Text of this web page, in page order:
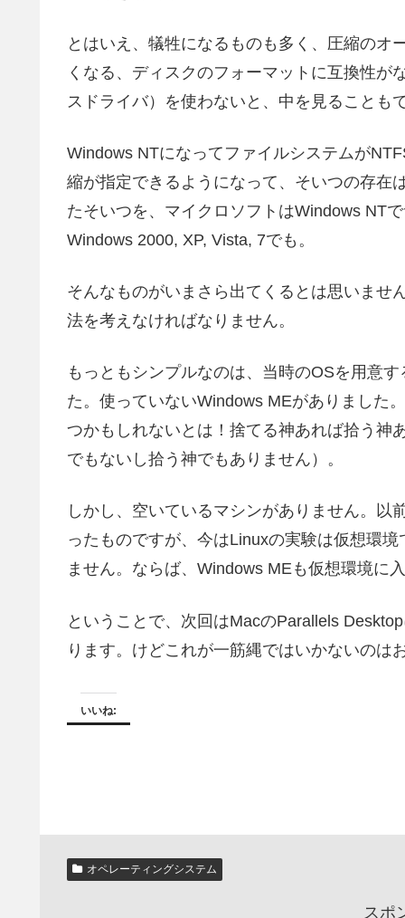
とはいえ、犠牲になるものも多く、圧縮のオ
くなる、ディスクのフォーマットに互換性
スドライバ）を使わないと、中を見ることも
Windows NTになってファイルシステムが
縮が指定できるようになって、そいつの存在
たそいつを、マイクロソフトはWindows NT
Windows 2000, XP, Vista, 7でも。
そんなものがいまさら出てくるとは思いませ
法を考えなければなりません。
もっともシンプルなのは、当時のOSを用意
た。使っていないWindows MEがありました
つかもしれないとは！捨てる神あれば拾う神
でもないし拾う神でもありません）。
しかし、空いているマシンがありません。
ったものですが、今はLinuxの実験は仮想環
ません。ならば、Windows MEも仮想環境に
ということで、次回はMacのParallels
ります。けどこれが一筋縄ではいかないのは
いいね:
オペレーティングシステム
スポ